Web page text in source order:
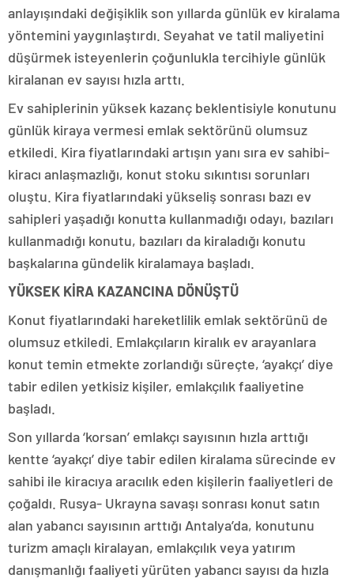
anlayışındaki değişiklik son yıllarda günlük ev kiralama
yöntemini yaygınlaştırdı. Seyahat ve tatil maliyetini
düşürmek isteyenlerin çoğunlukla tercihiyle günlük
kiralanan ev sayısı hızla arttı.
Ev sahiplerinin yüksek kazanç beklentisiyle konutunu
günlük kiraya vermesi emlak sektörünü olumsuz
etkiledi. Kira fiyatlarındaki artışın yanı sıra ev sahibi-
kiracı anlaşmazlığı, konut stoku sıkıntısı sorunları
oluştu. Kira fiyatlarındaki yükseliş sonrası bazı ev
sahipleri yaşadığı konutta kullanmadığı odayı, bazıları
kullanmadığı konutu, bazıları da kiraladığı konutu
başkalarına gündelik kiralamaya başladı.
YÜKSEK KİRA KAZANCINA DÖNÜŞTÜ
Konut fiyatlarındaki hareketlilik emlak sektörünü de
olumsuz etkiledi. Emlakçıların kiralık ev arayanlara
konut temin etmekte zorlandığı süreçte, ‘ayakçı’ diye
tabir edilen yetkisiz kişiler, emlakçılık faaliyetine
başladı.
Son yıllarda ‘korsan’ emlakçı sayısının hızla arttığı
kentte ‘ayakçı’ diye tabir edilen kiralama sürecinde ev
sahibi ile kiracıya aracılık eden kişilerin faaliyetleri de
çoğaldı. Rusya- Ukrayna savaşı sonrası konut satın
alan yabancı sayısının arttığı Antalya’da, konutunu
turizm amaçlı kiralayan, emlakçılık veya yatırım
danışmanlığı faaliyeti yürüten yabancı sayısı da hızla